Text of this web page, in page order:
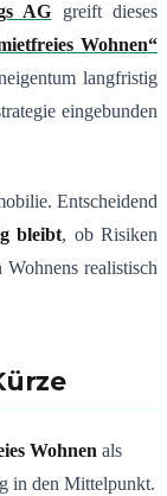
AG greift dieses
Wohnen“
langfristig
eingebunden
Entscheidend
bleibt, ob Risiken
realistisch
Wohnen als
in den Mittelpunkt.